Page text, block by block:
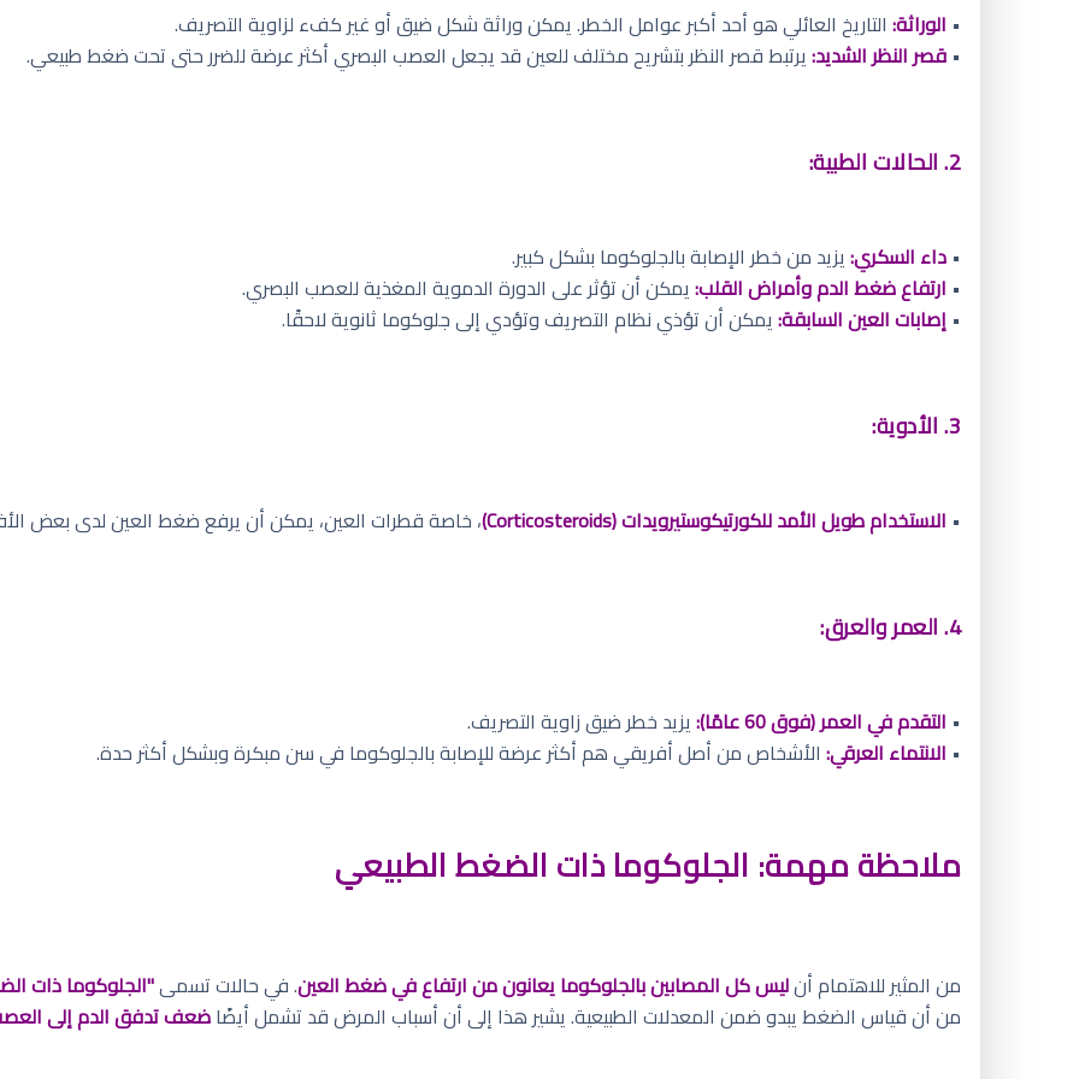
• الوراثة: التاريخ العائلي هو أحد أكبر عوامل الخطر. يمكن وراثة شكل ضيق أو غير كفء لزاوية التصريف.
• قصر النظر الشديد: يرتبط قصر النظر بتشريح مختلف للعين قد يجعل العصب البصري أكثر عرضة للضرر حتى تحت ضغط طبيعي.
2. الحالات الطبية:
• داء السكري: يزيد من خطر الإصابة بالجلوكوما بشكل كبير.
• ارتفاع ضغط الدم وأمراض القلب: يمكن أن تؤثر على الدورة الدموية المغذية للعصب البصري.
• إصابات العين السابقة: يمكن أن تؤذي نظام التصريف وتؤدي إلى جلوكوما ثانوية لاحقًا.
3. الأدوية:
• الاستخدام طويل الأمد للكورتيكوستيرويدات (Corticosteroids) ، خاصة قطرات العين، يمكن أن يرفع ضغط العين لدى بعض
4. العمر والعرق:
• التقدم في العمر (فوق 60 عامًا):
يزيد خطر ضيق زاوية التصريف.
• الانتماء العرقي: الأشخاص من أصل أفريقي هم أكثر عرضة للإصابة بالجلوكوما في سن مبكرة وبشكل أكثر حدة.
ملاحظة مهمة: الجلوكوما ذات الضغط الطبيعي
من المثير للاهتمام أنليس كل المصابين بالجلوكوما يعانون من ارتفاع في ضغط العين. في حالات تسمى"الجلوكوما ذات
من أن قياس الضغط يبدو ضمن المعدلات الطبيعية. يشير هذا إلى أن أسباب المرض قد تشمل أيضًاضعف تدفق الدم إلى